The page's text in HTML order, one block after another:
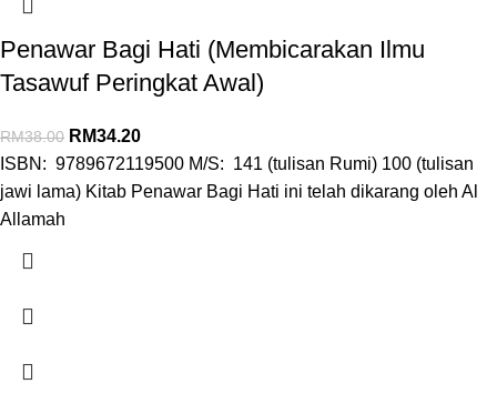
Penawar Bagi Hati (Membicarakan Ilmu
Tasawuf Peringkat Awal)
RM38.00 RM34.20
ISBN: 9789672119500 M/S: 141 (tulisan Rumi) 100 (tulisan
jawi lama) Kitab Penawar Bagi Hati ini telah dikarang oleh Al
Allamah